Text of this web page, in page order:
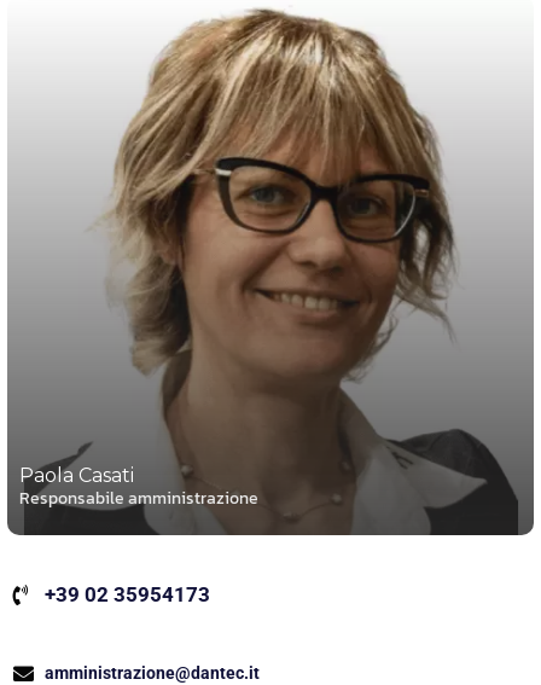
Paola Casati
Responsabile amministrazione
+39 02 35954173
amministrazione@dantec.it